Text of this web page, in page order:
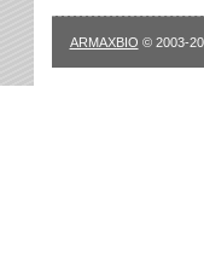
ARMAXBIO © 2003-